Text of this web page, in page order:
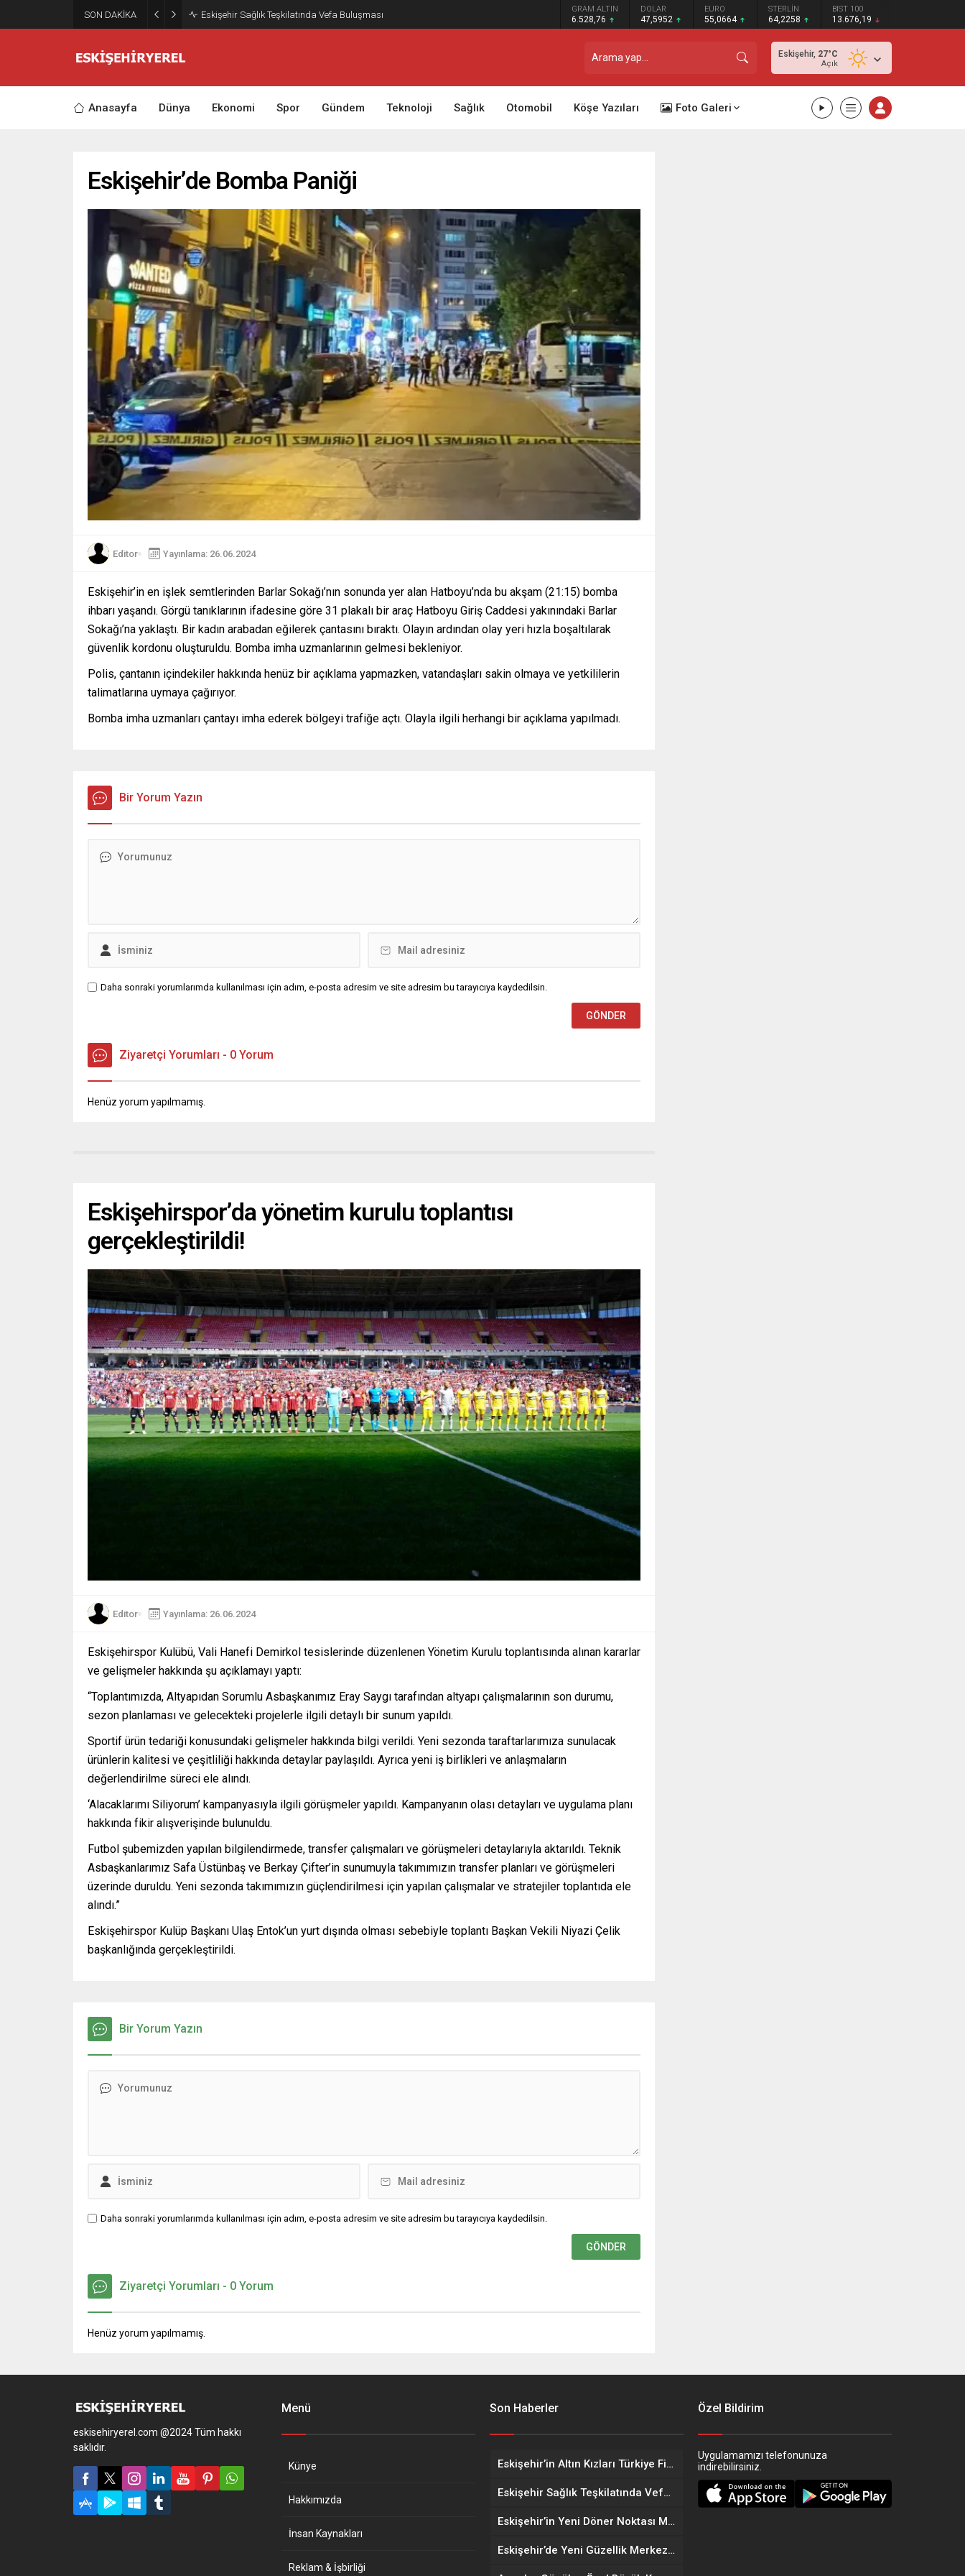
SON DAKİKA Eskişehir Sağlık Teşkilatında Vefa Buluşması GRAM ALTIN
6.528,76
DOLAR
47,5952
EURO
55,0664
STERLİN
64,2258
BIST 100
13.676,19
Eskişehir, 27°C
Açık
Anasayfa Dünya Ekonomi Spor Gündem Teknoloji Sağlık Otomobil Köşe Yazıları Foto Galeri
Eskişehir’de Bomba Paniği
Editor Yayınlama: 26.06.2024
Eskişehir’in en işlek semtlerinden Barlar Sokağı’nın sonunda yer alan Hatboyu’nda bu akşam (21:15) bomba
ihbarı yaşandı. Görgü tanıklarının ifadesine göre 31 plakalı bir araç Hatboyu Giriş Caddesi yakınındaki Barlar
Sokağı’na yaklaştı. Bir kadın arabadan eğilerek çantasını bıraktı. Olayın ardından olay yeri hızla boşaltılarak
güvenlik kordonu oluşturuldu. Bomba imha uzmanlarının gelmesi bekleniyor.
Polis, çantanın içindekiler hakkında henüz bir açıklama yapmazken, vatandaşları sakin olmaya ve yetkililerin
talimatlarına uymaya çağırıyor.
Bomba imha uzmanları çantayı imha ederek bölgeyi trafiğe açtı. Olayla ilgili herhangi bir açıklama yapılmadı.
Bir Yorum Yazın
Daha sonraki yorumlarımda kullanılması için adım, e-posta adresim ve site adresim bu tarayıcıya kaydedilsin.
Ziyaretçi Yorumları - 0 Yorum
Henüz yorum yapılmamış.
Eskişehirspor’da yönetim kurulu toplantısı
gerçekleştirildi!
Editor Yayınlama: 26.06.2024
Eskişehirspor Kulübü, Vali Hanefi Demirkol tesislerinde düzenlenen Yönetim Kurulu toplantısında alınan kararlar
ve gelişmeler hakkında şu açıklamayı yaptı:
“Toplantımızda, Altyapıdan Sorumlu Asbaşkanımız Eray Saygı tarafından altyapı çalışmalarının son durumu,
sezon planlaması ve gelecekteki projelerle ilgili detaylı bir sunum yapıldı.
Sportif ürün tedariği konusundaki gelişmeler hakkında bilgi verildi. Yeni sezonda taraftarlarımıza sunulacak
ürünlerin kalitesi ve çeşitliliği hakkında detaylar paylaşıldı. Ayrıca yeni iş birlikleri ve anlaşmaların
değerlendirilme süreci ele alındı.
‘Alacaklarımı Siliyorum’ kampanyasıyla ilgili görüşmeler yapıldı. Kampanyanın olası detayları ve uygulama planı
hakkında fikir alışverişinde bulunuldu.
Futbol şubemizden yapılan bilgilendirmede, transfer çalışmaları ve görüşmeleri detaylarıyla aktarıldı. Teknik
Asbaşkanlarımız Safa Üstünbaş ve Berkay Çifter’in sunumuyla takımımızın transfer planları ve görüşmeleri
üzerinde duruldu. Yeni sezonda takımımızın güçlendirilmesi için yapılan çalışmalar ve stratejiler toplantıda ele
alındı.”
Eskişehirspor Kulüp Başkanı Ulaş Entok’un yurt dışında olması sebebiyle toplantı Başkan Vekili Niyazi Çelik
başkanlığında gerçekleştirildi.
Bir Yorum Yazın
Daha sonraki yorumlarımda kullanılması için adım, e-posta adresim ve site adresim bu tarayıcıya kaydedilsin.
Ziyaretçi Yorumları - 0 Yorum
Henüz yorum yapılmamış.
eskisehiryerel.com @2024 Tüm hakkı
saklıdır.
Menü
Künye
Hakkımızda
İnsan Kaynakları
Reklam & İşbirliği
Son Haberler
Eskişehir’in Altın Kızları Türkiye Finalleri Yolunda!
Eskişehir Sağlık Teşkilatında Vefa Buluşması
Eskişehir’in Yeni Döner Noktası MOGAF Döner Hizmete Açıldı
Eskişehir’de Yeni Güzellik Merkezi Açıldı: Kıymet Önder Güzellik Merkezi Cilt bakım
Özel Bildirim
Uygulamamızı telefonunuza
indirebilirsiniz.